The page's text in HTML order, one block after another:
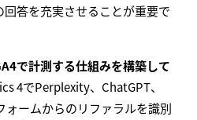
答を充実させることが重要で
で計測する仕組みを構築して
4でPerplexity、ChatGPT、
ォームからのリファラルを識別